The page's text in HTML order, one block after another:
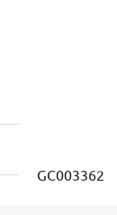
GC003362